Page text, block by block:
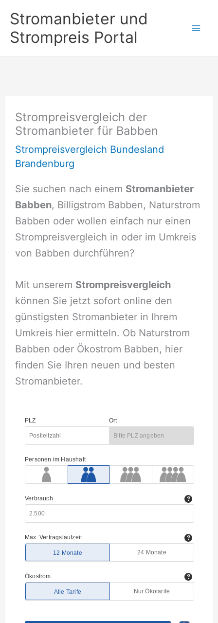
Inhalt
springen
Stromanbieter und
Strompreis Portal
Strompreisvergleich der
Stromanbieter für Babben
Strompreisvergleich Bundesland
Brandenburg
Sie suchen nach einem Stromanbieter
Babben, Billigstrom Babben, Naturstrom
Babben oder wollen einfach nur einen
Strompreisvergleich in oder im Umkreis
von Babben durchführen?
Mit unserem Strompreisvergleich
können Sie jetzt sofort online den
günstigsten Stromanbieter in Ihrem
Umkreis hier ermitteln. Ob Naturstrom
Babben oder Ökostrom Babben, hier
finden Sie Ihren neuen und besten
Stromanbieter.